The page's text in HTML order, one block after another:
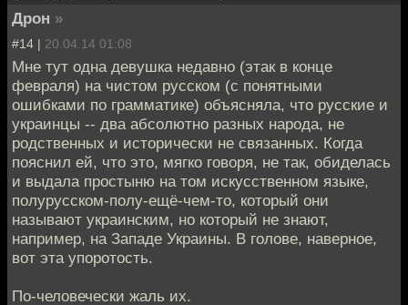
Дрон »
#14 | 20.04.14 01:08
Мне тут одна девушка недавно (этак в конце
февраля) на чистом русском (с понятными
ошибками по грамматике) объясняла, что русские и
украинцы -- два абсолютно разных народа, не
родственных и исторически не связанных. Когда
пояснил ей, что это, мягко говоря, не так, обиделась
и выдала простыню на том искусственном языке,
полурусском-полу-ещё-чем-то, который они
называют украинским, но который не знают,
например, на Западе Украины. В голове, наверное,
вот эта упоротость.
По-человечески жаль их.